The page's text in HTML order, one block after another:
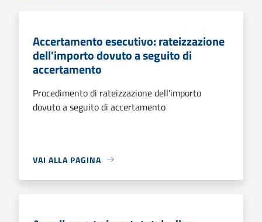
Accertamento esecutivo: rateizzazione
dell'importo dovuto a seguito di
accertamento
Procedimento di rateizzazione dell'importo
dovuto a seguito di accertamento
VAI ALLA PAGINA